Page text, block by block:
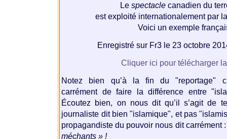
Le spectaclecanadien du
est exploité internationalement par
Voici un exemple
Enregistré sur Fr3 le 23 octobre
Cliquer ici pour télécharger
Notez bien qu’à la fin du "reportage"
carrément de faire la différence entre
Écoutez bien, on nous dit qu’il s’agit de
journaliste dit bien "islamique", et pas
propagandiste du pouvoir nous dit carrément
méchants » !